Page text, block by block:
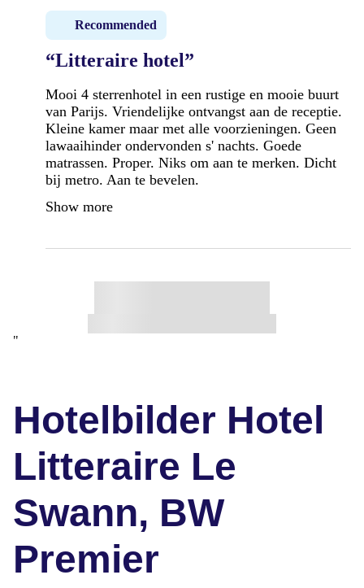
Recommended
“Litteraire hotel”
Mooi 4 sterrenhotel in een rustige en mooie buurt
van Parijs. Vriendelijke ontvangst aan de receptie.
Kleine kamer maar met alle voorzieningen. Geen
lawaaihinder ondervonden s' nachts. Goede
matrassen. Proper. Niks om aan te merken. Dicht
bij metro. Aan te bevelen.
Show more
"
Hotelbilder Hotel
Litteraire Le
Swann, BW
Premier